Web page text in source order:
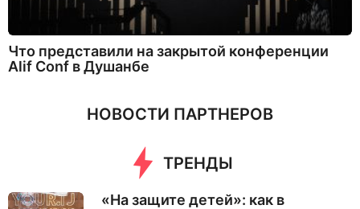
Что представили на закрытой конференции
Alif Conf в Душанбе
НОВОСТИ ПАРТНЕРОВ
ТРЕНДЫ
«На защите детей»: как в